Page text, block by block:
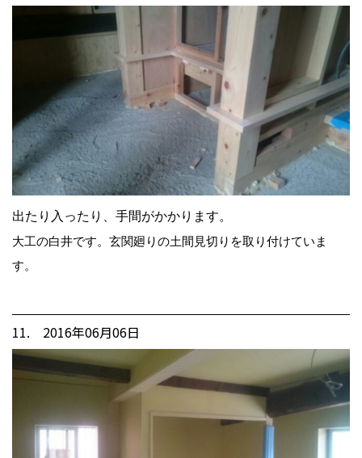
出たり入ったり、手間がかかります。
大工の白井です。玄関廻りの土間見切りを取り付けていま
す。
11. 2016年06月06日